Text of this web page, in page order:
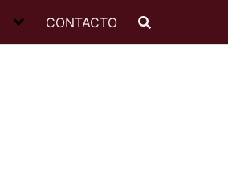
CONTACTO